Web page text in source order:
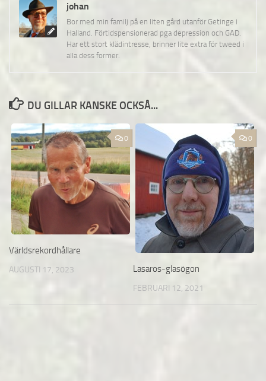
johan
Bor med min familj på en liten gård utanför Getinge i
Halland. Förtidspensionerad pga depression och GAD.
Har ett stort klädintresse, brinner lite extra för tweed i
alla dess former.
DU GILLAR KANSKE OCKSÅ...
0
Världsrekordhållare
AUGUSTI 17, 2023
0
Lasaros-glasögon
FEBRUARI 12, 2021